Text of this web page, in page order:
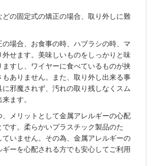
どの固定式の矯正の場合、取り外しに難
の場合、お食事の時、ハブラシの時、マ
外せます。美味しいものをしっかりと味
ますし、ワイヤーに食べているものが挟
もありません。また、取り外し出来る事
に邪魔されず、汚れの取り残しなくスム
ます。
、メリットとして金属アレルギーの心配
す。柔らかいプラスチック製品のた
いません。その為、金属アレルギーの
ーを心配される方でも安心してご利用